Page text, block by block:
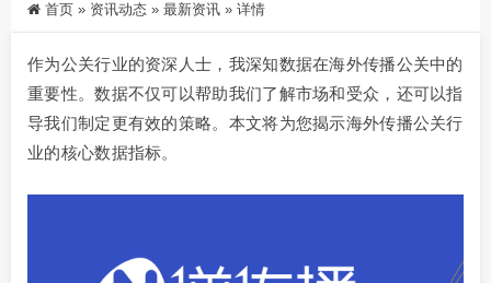
首页 » 资讯动态 » 最新资讯 » 详情
作为公关行业的资深人士，我深知数据在海外传播公关中的
重要性。数据不仅可以帮助我们了解市场和受众，还可以指
导我们制定更有效的策略。本文将为您揭示海外传播公关行
业的核心数据指标。